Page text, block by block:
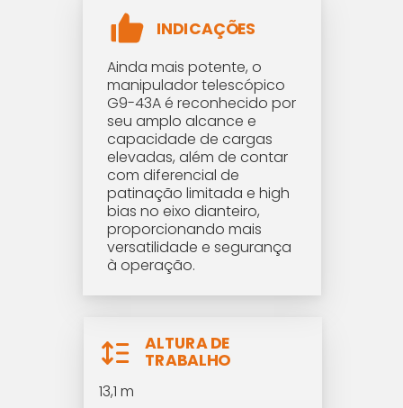
ALTURA DE
TRABALHO
13,1 m
INDICAÇÕES
Ainda mais potente, o
manipulador telescópico
G9-43A é reconhecido por
seu amplo alcance e
capacidade de cargas
elevadas, além de contar
com diferencial de
patinação limitada e high
bias no eixo dianteiro,
proporcionando mais
versatilidade e segurança
à operação.